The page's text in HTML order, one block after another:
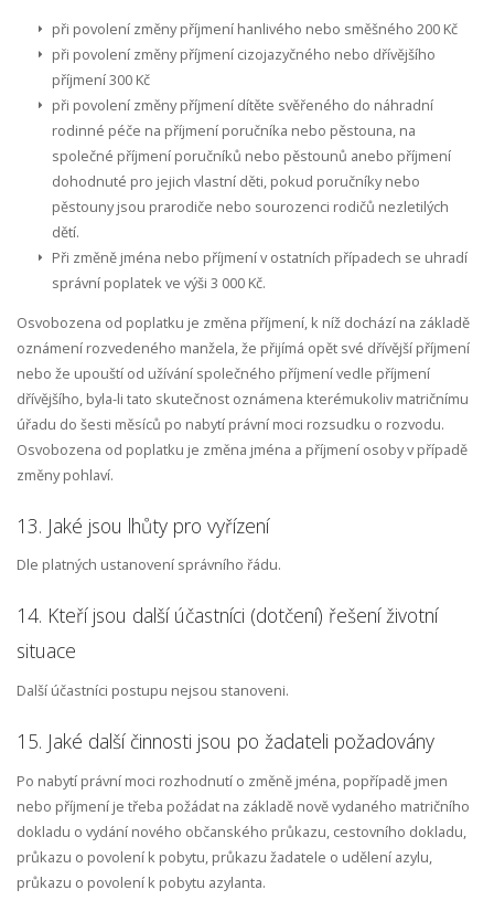
při povolení změny příjmení hanlivého nebo směšného 200 Kč
při povolení změny příjmení cizojazyčného nebo dřívějšího
příjmení 300 Kč
při povolení změny příjmení dítěte svěřeného do náhradní
rodinné péče na příjmení poručníka nebo pěstouna, na
společné příjmení poručníků nebo pěstounů anebo příjmení
dohodnuté pro jejich vlastní děti, pokud poručníky nebo
pěstouny jsou prarodiče nebo sourozenci rodičů nezletilých
dětí.
Při změně jména nebo příjmení v ostatních případech se uhradí
správní poplatek ve výši 3 000 Kč.
Osvobozena od poplatku je změna příjmení, k níž dochází na základě
oznámení rozvedeného manžela, že přijímá opět své dřívější příjmení
nebo že upouští od užívání společného příjmení vedle příjmení
dřívějšího, byla-li tato skutečnost oznámena kterémukoliv matričnímu
úřadu do šesti měsíců po nabytí právní moci rozsudku o rozvodu.
Osvobozena od poplatku je změna jména a příjmení osoby v případě
změny pohlaví.
13. Jaké jsou lhůty pro vyřízení
Dle platných ustanovení správního řádu.
14. Kteří jsou další účastníci (dotčení) řešení životní
situace
Další účastníci postupu nejsou stanoveni.
15. Jaké další činnosti jsou po žadateli požadovány
Po nabytí právní moci rozhodnutí o změně jména, popřípadě jmen
nebo příjmení je třeba požádat na základě nově vydaného matričního
dokladu o vydání nového občanského průkazu, cestovního dokladu,
průkazu o povolení k pobytu, průkazu žadatele o udělení azylu,
průkazu o povolení k pobytu azylanta.